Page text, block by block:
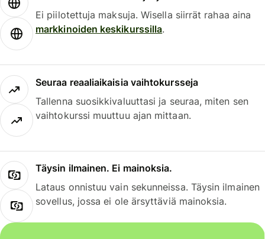
Ei piilotettuja maksuja. Wisella siirrät rahaa aina
markkinoiden keskikurssilla.
Seuraa reaaliaikaisia vaihtokursseja
Tallenna suosikkivaluuttasi ja seuraa, miten sen
vaihtokurssi muuttuu ajan mittaan.
Täysin ilmainen. Ei mainoksia.
Lataus onnistuu vain sekunneissa. Täysin ilmainen
sovellus, jossa ei ole ärsyttäviä mainoksia.